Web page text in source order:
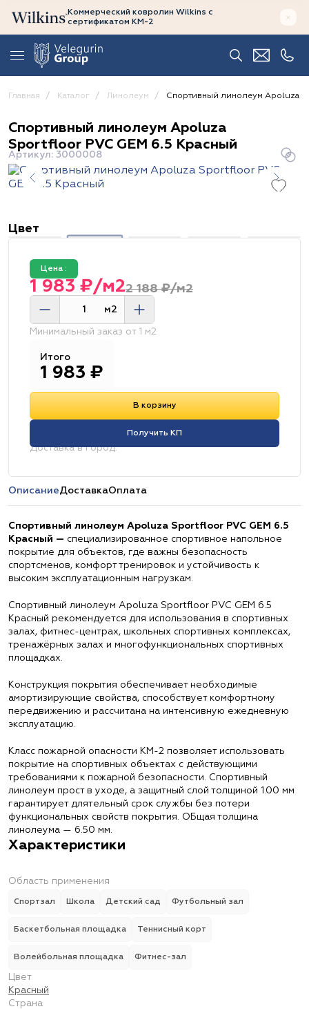
Коммерческий ковролин Wilkins с
сертификатом КМ-2
Главная Каталог Линолеум Спортивный линолеум Apoluza
Спортивный линолеум Apoluza
Sportfloor PVC GEM 6.5 Красный
Артикул: 3000008
Цвет
Цена :
2 188 ₽/м2
1 983 ₽/м2
м2
Минимальный заказ от 1 м2
Итого
1 983 ₽
В корзину
Получить КП
Доставка в город:
ОписаниеДоставкаОплата
Спортивный линолеум Apoluza Sportfloor PVC GEM 6.5
Красный — специализированное спортивное напольное
покрытие для объектов, где важны безопасность
спортсменов, комфорт тренировок и устойчивость к
высоким эксплуатационным нагрузкам.
Спортивный линолеум Apoluza Sportfloor PVC GEM 6.5
Красный рекомендуется для использования в спортивных
залах, фитнес-центрах, школьных спортивных комплексах,
тренажёрных залах и многофункциональных спортивных
площадках.
Конструкция покрытия обеспечивает необходимые
амортизирующие свойства, способствует комфортному
передвижению и рассчитана на интенсивную ежедневную
эксплуатацию.
Класс пожарной опасности КМ-2 позволяет использовать
покрытие на спортивных объектах с действующими
требованиями к пожарной безопасности. Спортивный
линолеум прост в уходе, а защитный слой толщиной 1.00 мм
гарантирует длятельный срок службы без потери
функциональных свойств покрытия. ОБщая толщина
линолеума — 6.50 мм.
Характеристики
Область применения
Спортзал Школа Детский сад Футбольный зал
Баскетбольная площадка Теннисный корт
Волейбольная площадка Фитнес-зал
Цвет
Красный
Страна